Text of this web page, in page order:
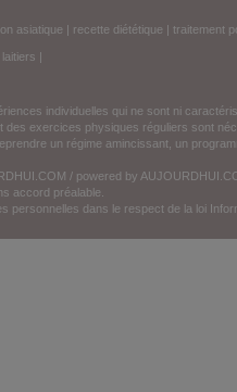
asiatique | recette diététique | traitement
|
individuelles qui ne sont ni
des exercices physiques réguliers sont
un régime amincissant, un
/ powered by
accord préalable.
personnelles dans le respect de la loi